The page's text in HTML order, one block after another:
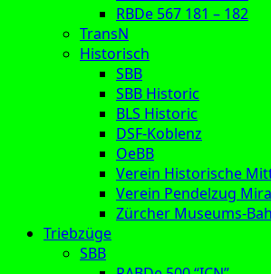
RBDe 567 181 – 182
TransN
Historisch
SBB
SBB Historic
BLS Historic
DSF-Koblenz
OeBB
Verein Historische
Verein Pendelzug
Zürcher Museums-
Triebzüge
SBB